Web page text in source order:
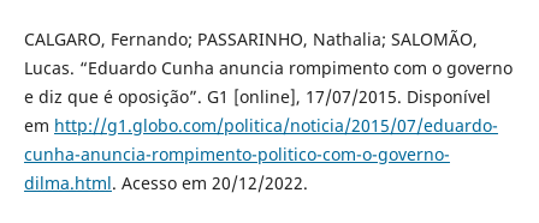
CALGARO, Fernando; PASSARINHO, Nathalia; SALOMÃO,
Lucas. “Eduardo Cunha anuncia rompimento com o governo
e diz que é oposição”. G1 [online], 17/07/2015. Disponível
em http://g1.globo.com/politica/noticia/2015/07/eduardo-
cunha-anuncia-rompimento-politico-com-o-governo-
dilma.html. Acesso em 20/12/2022.